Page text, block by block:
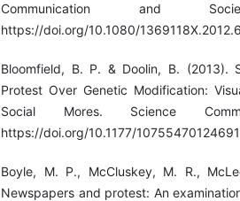
Communication and
https://doi.org/10.1080/
Bloomfield, B. P. & Doolin, B. (2013).
Protest Over Genetic Modification:
Social Mores. Science
https://doi.org/10.1177/
Boyle, M. P., McCluskey, M. R.,
Newspapers and protest: An